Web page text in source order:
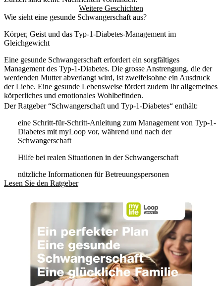
Weitere Geschichten
Wie sieht eine gesunde Schwangerschaft aus?
Körper, Geist und das Typ-1-Diabetes-Management im
Gleichgewicht
Eine gesunde Schwangerschaft erfordert ein sorgfältiges
Management des Typ-1-Diabetes. Die grosse Anstrengung, die der
werdenden Mutter abverlangt wird, ist zweifelsohne ein Ausdruck
der Liebe. Eine gesunde Lebensweise fördert zudem Ihr allgemeines
körperliches und emotionales Wohlbefinden.
Der Ratgeber “Schwangerschaft und Typ-1-Diabetes“ enthält:
eine Schritt-für-Schritt-Anleitung zum Management von Typ-1-
Diabetes mit myLoop vor, während und nach der
Schwangerschaft
Hilfe bei realen Situationen in der Schwangerschaft
nützliche Informationen für Betreuungspersonen
Lesen Sie den Ratgeber